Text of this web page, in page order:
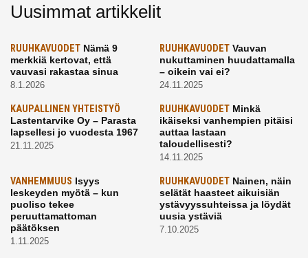
Uusimmat artikkelit
RUUHKAVUODET Nämä 9
merkkiä kertovat, että
vauvasi rakastaa sinua
8.1.2026
RUUHKAVUODETVauvan
nukuttaminen huudattamalla
– oikein vai ei?
24.11.2025
KAUPALLINEN YHTEISTYÖ
Lastentarvike Oy – Parasta
lapsellesi jo vuodesta 1967
21.11.2025
RUUHKAVUODETMinkä
ikäiseksi vanhempien pitäisi
auttaa lastaan
taloudellisesti?
14.11.2025
VANHEMMUUS Isyys
leskeyden myötä – kun
puoliso tekee
peruuttamattoman
päätöksen
1.11.2025
RUUHKAVUODETNainen, näin
selätät haasteet aikuisiän
ystävyyssuhteissa ja löydät
uusia ystäviä
7.10.2025